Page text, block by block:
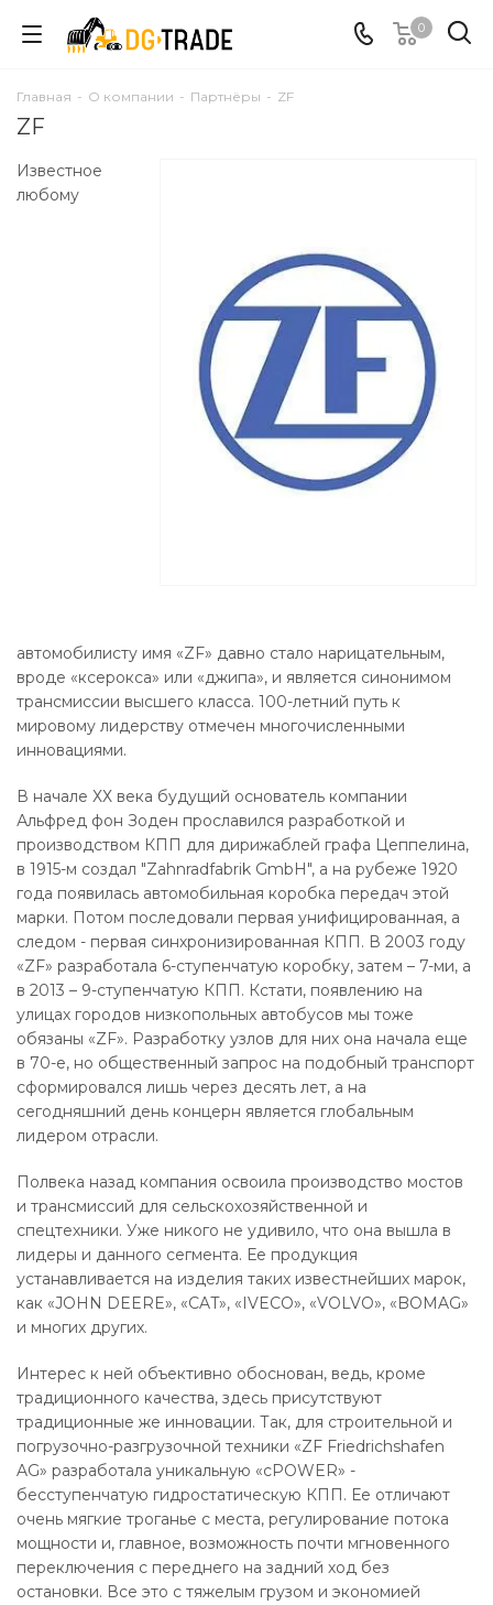
0
Главная - О компании - Партнёры - ZF
ZF
Известное
любому
автомобилисту имя «ZF» давно стало нарицательным,
вроде «ксерокса» или «джипа», и является синонимом
трансмиссии высшего класса. 100-летний путь к
мировому лидерству отмечен многочисленными
инновациями.
В начале ХХ века будущий основатель компании
Альфред фон Зоден прославился разработкой и
производством КПП для дирижаблей графа Цеппелина,
в 1915-м создал "Zahnradfabrik GmbH", а на рубеже 1920
года появилась автомобильная коробка передач этой
марки. Потом последовали первая унифицированная, а
следом - первая синхронизированная КПП. В 2003 году
«ZF» разработала 6-ступенчатую коробку, затем – 7-ми, а
в 2013 – 9-ступенчатую КПП. Кстати, появлению на
улицах городов низкопольных автобусов мы тоже
обязаны «ZF». Разработку узлов для них она начала еще
в 70-е, но общественный запрос на подобный транспорт
сформировался лишь через десять лет, а на
сегодняшний день концерн является глобальным
лидером отрасли.
Полвека назад компания освоила производство мостов
и трансмиссий для сельскохозяйственной и
спецтехники. Уже никого не удивило, что она вышла в
лидеры и данного сегмента. Ее продукция
устанавливается на изделия таких известнейших марок,
как «JOHN DEERE», «CAT», «IVECO», «VOLVO», «BOMAG»
и многих других.
Интерес к ней объективно обоснован, ведь, кроме
традиционного качества, здесь присутствуют
традиционные же инновации. Так, для строительной и
погрузочно-разгрузочной техники «ZF Friedrichshafen
AG» разработала уникальную «cPOWER» -
бесступенчатую гидростатическую КПП. Ее отличают
очень мягкие троганье с места, регулирование потока
мощности и, главное, возможность почти мгновенного
переключения с переднего на задний ход без
остановки. Все это с тяжелым грузом и экономией